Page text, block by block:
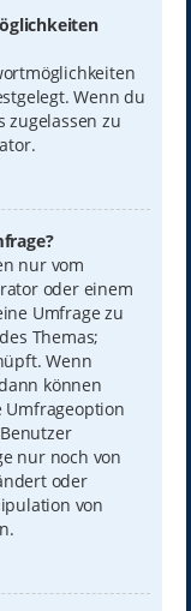
Wenn du
zugelassen zu
nur vom
oder einem
Umfrage zu
Themas;
Wenn
können
Umfrageoption
nur noch von
oder
von